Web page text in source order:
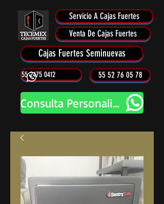
55 52 76 05 78
55 2475 0412
Servicio A Cajas Fuertes
Venta De Cajas Fuertes
Consulta Personalizada
Cajas Fuertes Seminuevas